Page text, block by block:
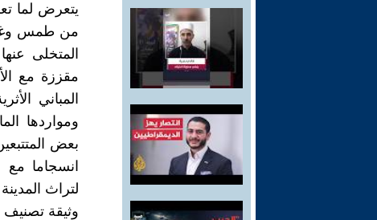
يتعرض لما
من طمس وغمر
المتخلى
مقززة مع
المباني
ومواردها
بعض
انسجاما مع
لتراث
وثيقة تصنيف